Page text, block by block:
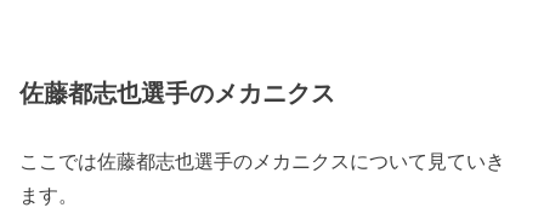
佐藤都志也選手のメカニクス
ここでは佐藤都志也選手のメカニクスについて見ていき
ます。